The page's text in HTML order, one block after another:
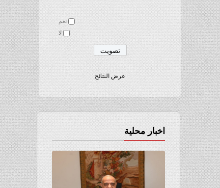
نعم
لا
عرض النتائج
اخبار محلية